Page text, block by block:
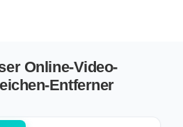
Online-Video-
Entferner